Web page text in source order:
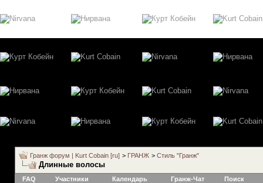
Гранж форум | Kurt Cobain [ru] > ГРАНЖ > Стиль "Гранж"
Длинные волосы
FAQ Участники Календарь Гранж-Чат Поиск